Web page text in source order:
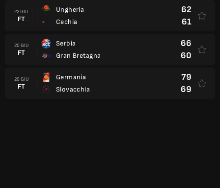
22 GIU
FT
Ungheria
Cechia
62
61
20 GIU
FT
Serbia
Gran Bretagna
66
60
20 GIU
FT
Germania
Slovacchia
79
69